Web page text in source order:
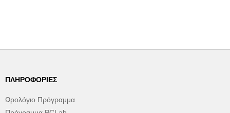
ΠΛΗΡΟΦΟΡΊΕΣ
Ωρολόγιο Πρόγραμμα